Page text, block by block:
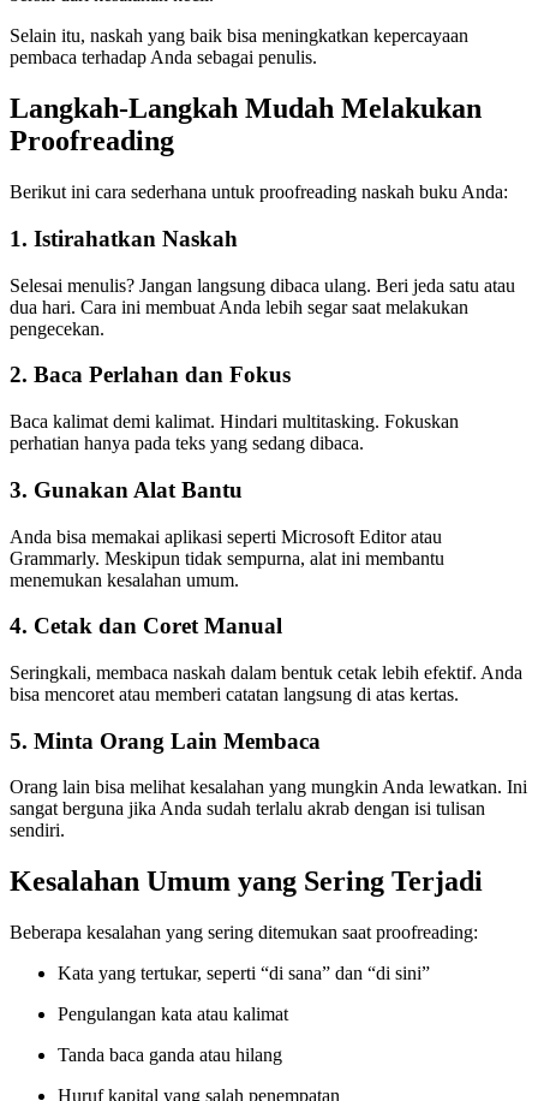
Selain itu, naskah yang baik bisa meningkatkan kepercayaan
pembaca terhadap Anda sebagai penulis.
Langkah-Langkah Mudah Melakukan
Proofreading
Berikut ini cara sederhana untuk proofreading naskah buku Anda:
1. Istirahatkan Naskah
Selesai menulis? Jangan langsung dibaca ulang. Beri jeda satu atau
dua hari. Cara ini membuat Anda lebih segar saat melakukan
pengecekan.
2. Baca Perlahan dan Fokus
Baca kalimat demi kalimat. Hindari multitasking. Fokuskan
perhatian hanya pada teks yang sedang dibaca.
3. Gunakan Alat Bantu
Anda bisa memakai aplikasi seperti Microsoft Editor atau
Grammarly. Meskipun tidak sempurna, alat ini membantu
menemukan kesalahan umum.
4. Cetak dan Coret Manual
Seringkali, membaca naskah dalam bentuk cetak lebih efektif. Anda
bisa mencoret atau memberi catatan langsung di atas kertas.
5. Minta Orang Lain Membaca
Orang lain bisa melihat kesalahan yang mungkin Anda lewatkan. Ini
sangat berguna jika Anda sudah terlalu akrab dengan isi tulisan
sendiri.
Kesalahan Umum yang Sering Terjadi
Beberapa kesalahan yang sering ditemukan saat proofreading:
Kata yang tertukar, seperti “di sana” dan “di sini”
Pengulangan kata atau kalimat
Tanda baca ganda atau hilang
Huruf kapital yang salah penempatan